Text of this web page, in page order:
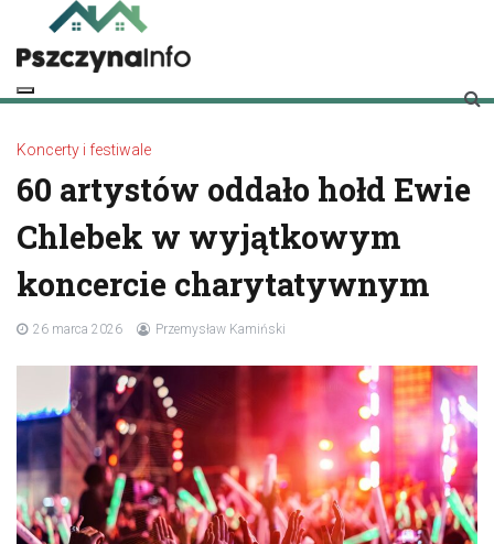
content
pszczynainfo.pl
Twoje źródło informacji o Pszczynie
Koncerty i festiwale
60 artystów oddało hołd Ewie
Chlebek w wyjątkowym
koncercie charytatywnym
26 marca 2026 Przemysław Kamiński